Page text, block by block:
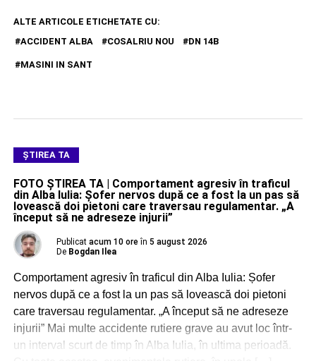
ALTE ARTICOLE ETICHETATE CU:
ACCIDENT ALBA
COSALRIU NOU DN 14B
MASINI IN SANT
ŞTIREA TA
FOTO ȘTIREA TA | Comportament agresiv în traficul
din Alba Iulia: Șofer nervos după ce a fost la un pas să
lovească doi pietoni care traversau regulamentar. „A
început să ne adreseze injurii”
Publicat acum 10 ore în 5 august 2026
De Bogdan Ilea
Comportament agresiv în traficul din Alba Iulia: Șofer
nervos după ce a fost la un pas să lovească doi pietoni
care traversau regulamentar. „A început să ne adreseze
injurii” Mai multe accidente rutiere grave au avut loc într-
un interval scurt de timp în Alba Iulia, în ultima perioadă.